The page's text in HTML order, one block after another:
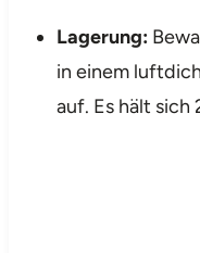
Lagerung:
in einem
auf. Es hält sich